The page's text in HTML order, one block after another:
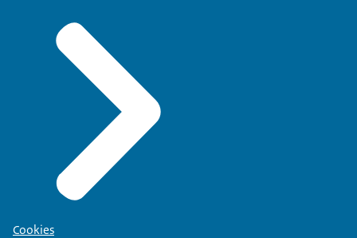
Cookies